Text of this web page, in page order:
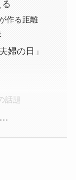
作る距離
婦の日」
話題